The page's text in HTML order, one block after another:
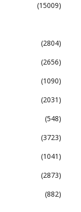
(15009)
(2804)
(2656)
(1090)
(2031)
(548)
(3723)
(1041)
(2873)
(882)